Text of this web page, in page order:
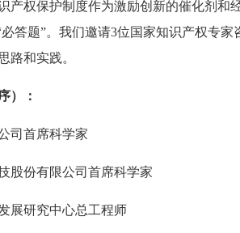
产权保护制度作为激励创新的催化剂
答题”。我们邀请3位国家知识产权专
路和实践。
）：
司首席科学家
份有限公司首席科学家
展研究中心总工程师